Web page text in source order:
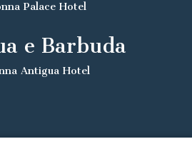
Palace Hotel
e Barbuda
Antigua Hotel